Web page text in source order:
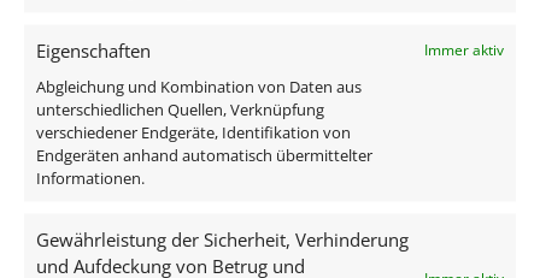
Eigenschaften Immer aktiv
Abgleichung und Kombination von Daten aus
unterschiedlichen Quellen, Verknüpfung
verschiedener Endgeräte, Identifikation von
Endgeräten anhand automatisch übermittelter
Informationen.
Gewährleistung der Sicherheit, Verhinderung
und Aufdeckung von Betrug und
Unsere Services
kostenloser Versand (DE)